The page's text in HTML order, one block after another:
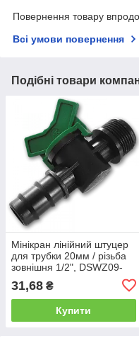
Повернення товару
Всі умови повернення
Подібні товари
Мінікран лінійний штуцер
для трубки 20мм / різьба
зовнішня 1/2", DSWZ09-
31,68 ₴
Купити